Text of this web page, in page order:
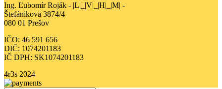
Ing. Ľubomír Roják - |L|_|V|_|H|_|M| -
Štefánikova 3874/4
080 01 Prešov
IČO: 46 591 656
DIČ: 1074201183
IČ DPH: SK1074201183
4r3s 2024